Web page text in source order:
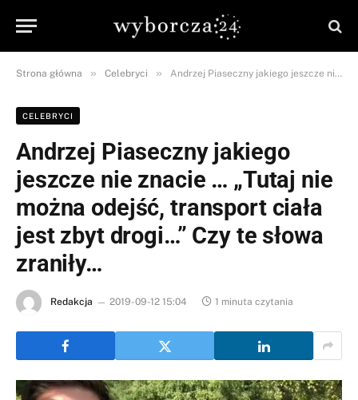
Strona główna » Celebryci » Andrzej Piaseczny jakiego jeszcze nie znacie … „Tutaj nie można odejść, transport ciała jest zbyt drogi…” Czy te słowa zraniły…
CELEBRYCI
Andrzej Piaseczny jakiego
jeszcze nie znacie … „Tutaj nie
można odejść, transport ciała
jest zbyt drogi…” Czy te słowa
zraniły…
Redakcja 2019-09-12 15:04 1 minuta czytania